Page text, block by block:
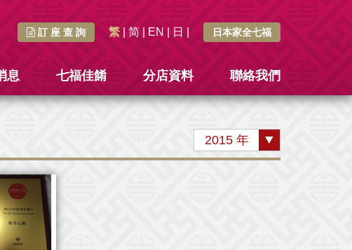
日本家全七福
繁 简 EN 日
訂 座 查 詢
息 七福佳餚 分店資料 聯絡我們
2015 年